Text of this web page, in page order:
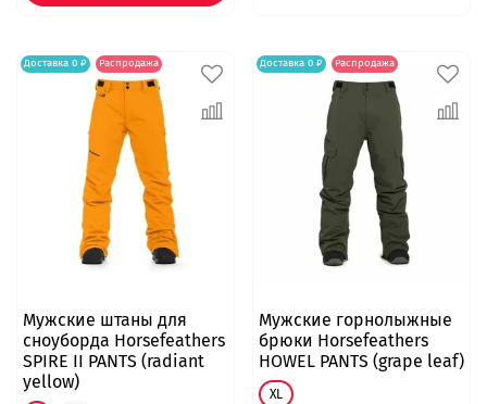
Доставка 0 ₽ Распродажа
Мужские штаны для
сноуборда Horsefeathers
SPIRE II PANTS (radiant
yellow)
Доставка 0 ₽ Распродажа
Мужские горнолыжные
брюки Horsefeathers
HOWEL PANTS (grape leaf)
XL